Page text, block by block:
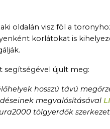
oldalán visz föl a
korlátokat is
segítségével újult meg:
hosszú távú
megvalósításával
tölgyerdők